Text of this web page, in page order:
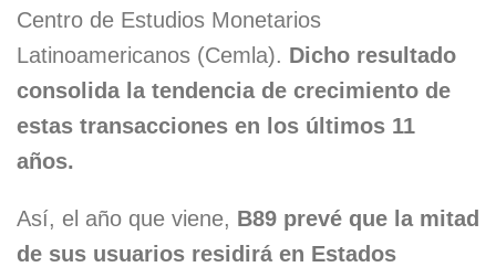
Centro de Estudios Monetarios
Latinoamericanos (Cemla). Dicho resultado
consolida la tendencia de crecimiento de
estas transacciones en los últimos 11
años.
Así, el año que viene, B89 prevé que la mitad
de sus usuarios residirá en Estados